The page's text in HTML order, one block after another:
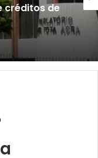
itinerante